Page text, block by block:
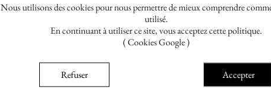
Nous utilisons des cookies pour nous permettre de mieux comprendre
utilisé.
En continuant à utiliser ce site, vous acceptez cette politique.
( Cookies Google )
Refuser Accepter